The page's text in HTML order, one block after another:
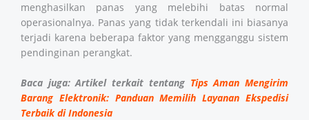
menghasilkan panas yang melebihi batas normal
operasionalnya. Panas yang tidak terkendali ini biasanya
terjadi karena beberapa faktor yang mengganggu sistem
pendinginan perangkat.
Baca juga: Artikel terkait tentang Tips Aman Mengirim
Barang Elektronik: Panduan Memilih Layanan Ekspedisi
Terbaik di Indonesia